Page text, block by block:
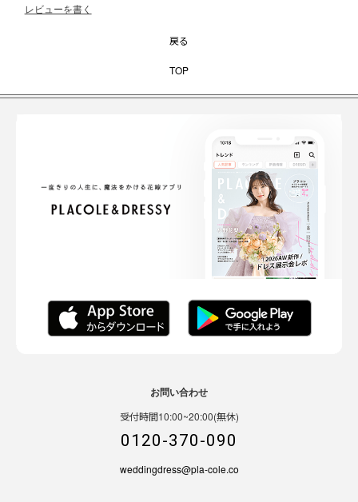
レビューを書く
戻る
TOP
お問い合わせ
受付時間10:00~20:00(無休)
0120-370-090
weddingdress@pla-cole.co